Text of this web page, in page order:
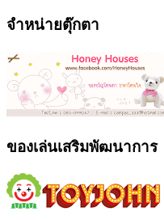
จำหน่ายตุ๊กตา
ของเล่นเสริมพัฒนาการ